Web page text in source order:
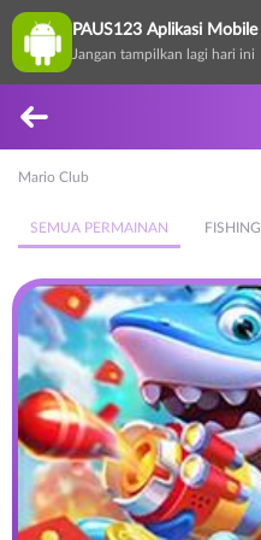
PAUS123 Aplikasi Mobile
Jangan tampilkan lagi hari ini
Mario Club
SEMUA PERMAINAN FISHING